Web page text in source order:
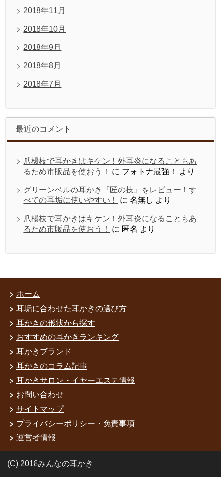
2018年11月
2018年10月
2018年9月
2018年8月
2018年7月
最近のコメント
爪楊枝で耳かきはキケン！外耳炎になることもあ
るため市販品を使おう！
に フォトナ最強！ より
グリーンベルの耳かき『匠の技』をレビュー！す
べての耳垢に使いやすい！
に名無し より
爪楊枝で耳かきはキケン！外耳炎になることもあ
るため市販品を使おう！
に 匿名 より
ホーム
耳垢に合わせた耳かきの選び方
耳かきの形状から探す
おすすめの耳かきランキング
耳かきブランド
耳かきのコラム記事
耳かきサロン・イヤーエステ情報
お問い合わせ
サイトマップ
プライバシーポリシー・免責事項
運営者情報
(C) 2018みんなの耳かき